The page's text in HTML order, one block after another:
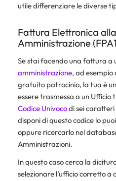
utile differenziare le diverse
Fattura Elettronica
Amministrazione
Se stai facendo una fattura a
amministrazione, ad esempio
gratuito patrocinio, la tua è
essere trasmessa a un Ufficio
Codice Univocodi sei caratteri
disponi di questo codice lo
oppure ricercarlo nel
Amministrazioni.
In questo caso cerca la
selezionare l’ufficio corretto